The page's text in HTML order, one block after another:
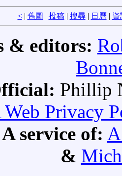
<| 舊圖 | 投稿| 搜尋| 日曆 | 資
& editors:
Phillip
Privacy
A service of:
&